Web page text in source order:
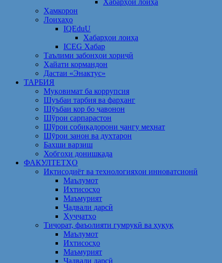
Хабарҳои лоиҳа
Ҳамкорон
Лоихаҳо
IQEduU
Хабарҳои лоиҳа
ICEG Хабар
Таълими забонҳои хориҷӣ
Ҳайати кормандон
Дастаи «Энактус»
ТАРБИЯ
Муқовимат ба коррупсия
Шуъбаи тарбия ва фарҳанг
Шӯъбаи кор бо ҷавонон
Шўрои сарпарастон
Шўрои собиқадорони ҷангу меҳнат
Шӯрои занон ва духтарон
Бахши варзиш
Хобгоҳи донишкада
ФАКУЛТЕТҲО
Иқтисодиёт ва технологияҳои инноватсионӣ
Маълумот
Ихтисосҳо
Маъмурият
Ҷадвали дарсӣ
Ҳуҷҷатҳо
Тиҷорат, фаъолияти гумрукӣ ва ҳуқуқ
Маълумот
Ихтисосҳо
Маъмурият
Ҷадвали дарсӣ